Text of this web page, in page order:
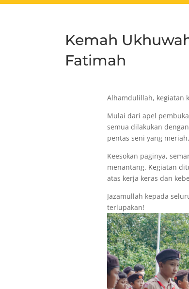
Kemah
Fatimah
Alhamdulillah, kegiatan
Mulai dari apel
semua dilakukan
pentas seni yang
Keesokan paginya,
menantang. Kegiatan
atas kerja keras dan
Jazamullah kepada
terlupakan!